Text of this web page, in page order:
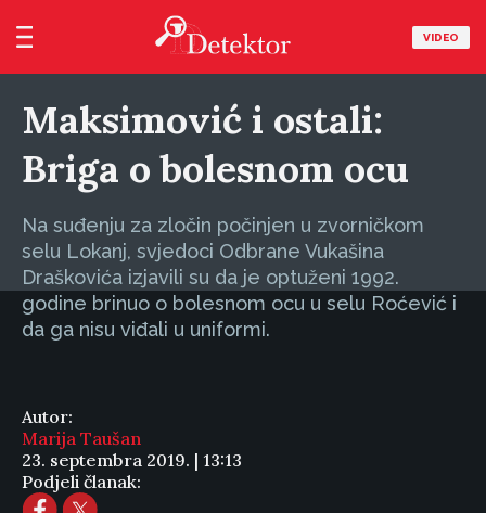
VIDEO
Maksimović i ostali:
Briga o bolesnom ocu
Na suđenju za zločin počinjen u zvorničkom
selu Lokanj, svjedoci Odbrane Vukašina
Draškovića izjavili su da je optuženi 1992.
godine brinuo o bolesnom ocu u selu Roćević i
da ga nisu viđali u uniformi.
Autor:
Marija Taušan
23. septembra 2019. | 13:13
Podjeli članak: